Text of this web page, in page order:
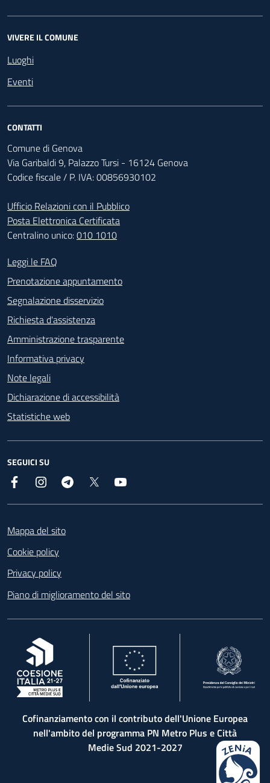
VIVERE IL COMUNE
Luoghi
Eventi
CONTATTI
Comune di Genova
Via Garibaldi 9, Palazzo Tursi - 16124 Genova
Codice fiscale / P. IVA: 00856930102
Ufficio Relazioni con il Pubblico
Posta Elettronica Certificata
Centralino unico:010 1010
Footer - Contatti
Leggi le FAQ
Prenotazione appuntamento
Segnalazione disservizio
Richiesta d'assistenza
Amministrazione trasparente
Informativa privacy
Note legali
Dichiarazione di accessibilità
Statistiche web
SEGUICI SU
Facebook InstagramTelegram
Mappa del sito
Cookie policy
Privacy policy
Piano di miglioramento del sito
, apre in una nuova scheda
Cofinanziamento con il contributo dell'Unione Europea
nell'ambito del programma PN Metro Plus e Città
Medie Sud 2021-2027